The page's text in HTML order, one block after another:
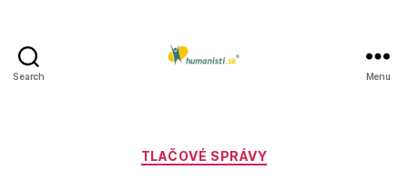
Search Menu
Kategórie
TLAČOVÉ SPRÁVY